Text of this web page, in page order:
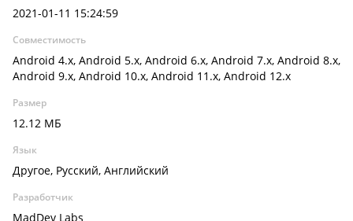
2021-01-11 15:24:59
Совместимость
Android 4.x, Android 5.x, Android 6.x, Android 7.x, Android 8.x,
Android 9.x, Android 10.x, Android 11.x, Android 12.x
Размер
12.12 МБ
Язык
Другое, Русский, Английский
Разработчик
MadDev Labs